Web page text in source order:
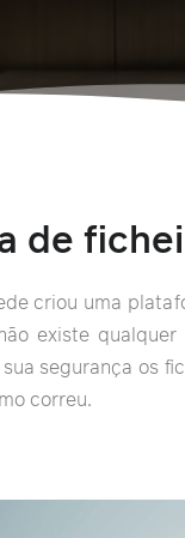
de
criou uma
existe qualquer
segurança os
correu.